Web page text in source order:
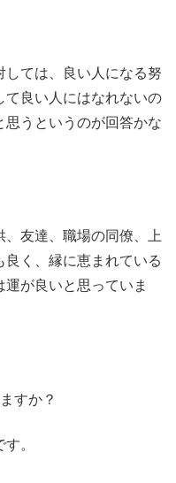
しては、良い人になる努
て良い人にはなれないの
思うというのが回答かな
、友達、職場の同僚、上
く、縁に恵まれている
が良いと思っていま
すか？
。